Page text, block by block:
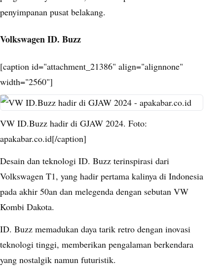
penyimpanan pusat belakang.
Volkswagen ID. Buzz
[caption id="attachment_21386" align="alignnone"
width="2560"]
VW ID.Buzz hadir di GJAW 2024. Foto:
apakabar.co.id[/caption]
Desain dan teknologi ID. Buzz terinspirasi dari
Volkswagen T1, yang hadir pertama kalinya di Indonesia
pada akhir 50an dan melegenda dengan sebutan VW
Kombi Dakota.
ID. Buzz memadukan daya tarik retro dengan inovasi
teknologi tinggi, memberikan pengalaman berkendara
yang nostalgik namun futuristik.